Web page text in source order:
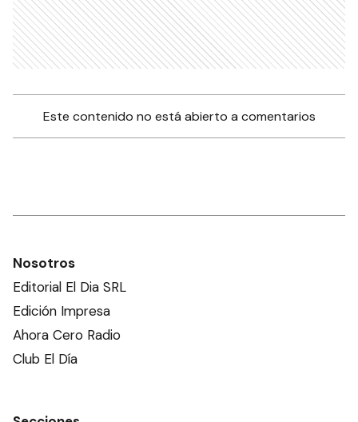
Este contenido no está abierto a comentarios
Nosotros
Editorial El Dia SRL
Edición Impresa
Ahora Cero Radio
Club El Día